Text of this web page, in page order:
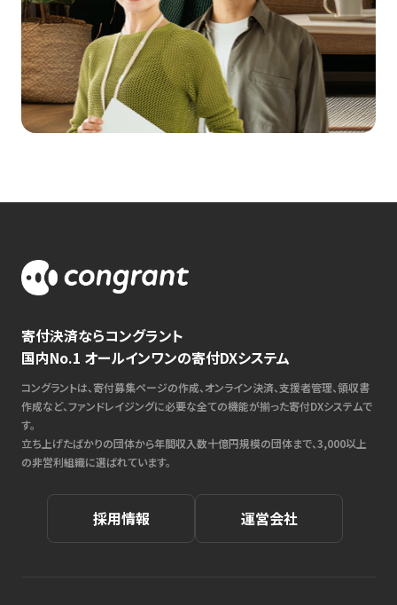
寄付決済ならコングラント
国内No.1 オールインワンの寄付DXシステム
コングラントは、寄付募集ページの作成、オンライン決済、支援者管理、領収書
作成など、ファンドレイジングに必要な全ての機能が揃った寄付DXシステムで
す。
立ち上げたばかりの団体から年間収入数十億円規模の団体まで、3,000以上
の非営利組織に選ばれています。
採用情報 運営会社